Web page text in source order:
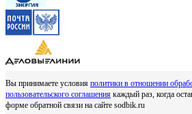
Вы принимаете условия политики в отношении
пользовательского соглашения каждый раз, когда
форме обратной связи на сайте sodbik.ru